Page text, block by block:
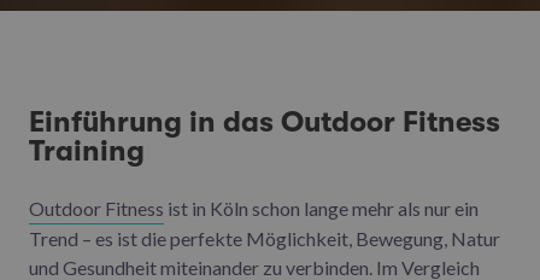
Einführung in das Outdoor Fitness
Training
Outdoor Fitness ist in Köln schon lange mehr als nur ein
Trend – es ist die perfekte Möglichkeit, Bewegung, Natur
und Gesundheit miteinander zu verbinden. Im Vergleich